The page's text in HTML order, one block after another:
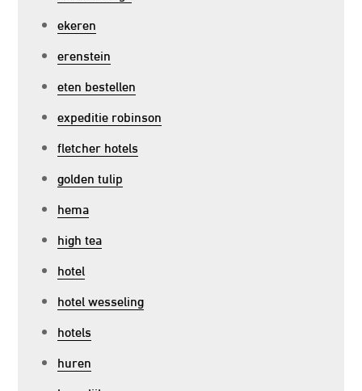
ekeren
erenstein
eten bestellen
expeditie robinson
fletcher hotels
golden tulip
hema
high tea
hotel
hotel wesseling
hotels
huren